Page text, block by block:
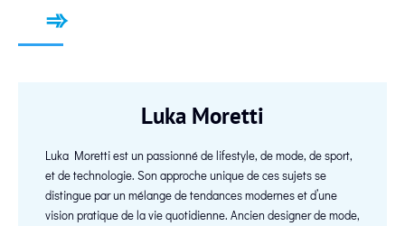
Luka Moretti
Luka Moretti est un passionné de lifestyle, de mode, de sport,
et de technologie. Son approche unique de ces sujets se
distingue par un mélange de tendances modernes et d’une
vision pratique de la vie quotidienne. Ancien designer de mode,